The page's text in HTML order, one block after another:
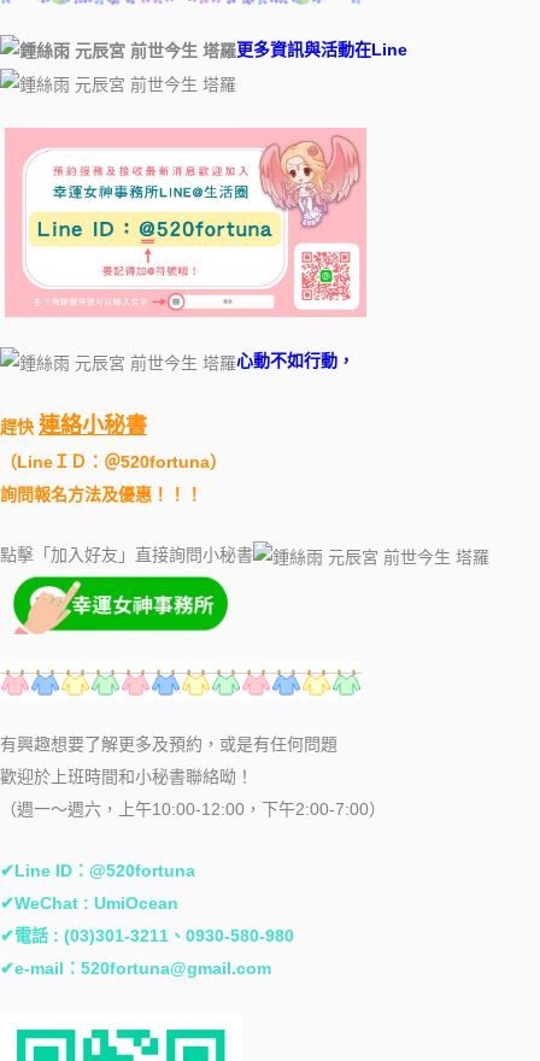
更多資訊與活動在Line ​
心動不如行動，
趕快 連絡小秘書
（LineＩＤ：＠520fortuna）
詢問報名方法及優惠！！！
點擊「加入好友」直接詢問小秘書
有興趣想要了解更多及預約，或是有任何問題
歡迎於上班時間和小秘書聯絡呦！
（週一～週六，上午10:00-12:00，下午2:00-7:00）
✔Line ID： @520fortuna
✔WeChat : UmiOcean
✔電話 : (03)301-3211、0930-580-980
✔e-mail： 520fortuna@gmail.com